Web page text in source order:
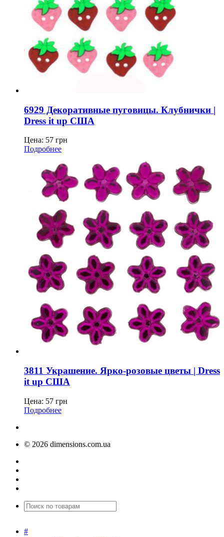
6929 Декоративные пуговицы. Клубнички |
Dress it up США
Цена: 57 грн
Подробнее
3811 Украшение. Ярко-розовые цветы | Dress
it up США
Цена: 57 грн
Подробнее
© 2026 dimensions.com.ua
#